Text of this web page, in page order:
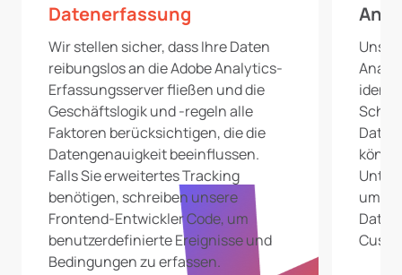
Datenerfassung
Wir stellen sicher, dass Ihre Daten
reibungslos an die Adobe Analytics-
Erfassungsserver fließen und die
Geschäftslogik und -regeln alle
Faktoren berücksichtigen, die die
Datengenauigkeit beeinflussen.
Falls Sie erweitertes Tracking
benötigen, schreiben unsere
Frontend-Entwickler Code, um
benutzerdefinierte Ereignisse und
Bedingungen zu erfassen.